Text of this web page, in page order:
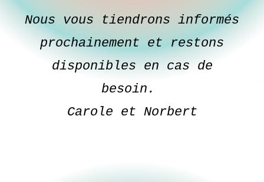
Nous vous tiendrons informés
prochainement et restons
disponibles en cas de
besoin.
Carole et Norbert